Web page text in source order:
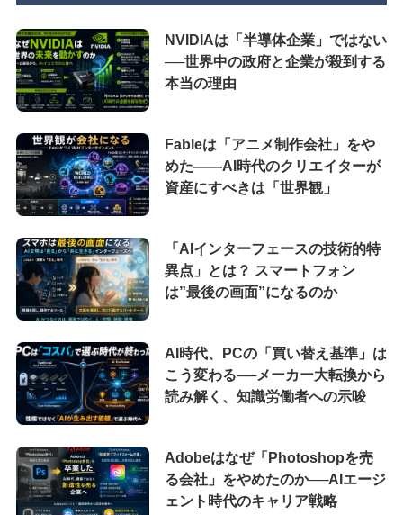
NVIDIAは「半導体企業」ではない
──世界中の政府と企業が殺到する
本当の理由
Fableは「アニメ制作会社」をや
めた――AI時代のクリエイターが
資産にすべきは「世界観」
「AIインターフェースの技術的特
異点」とは？ スマートフォン
は”最後の画面”になるのか
AI時代、PCの「買い替え基準」は
こう変わる──メーカー大転換から
読み解く、知識労働者への示唆
Adobeはなぜ「Photoshopを売
る会社」をやめたのか──AIエージ
ェント時代のキャリア戦略